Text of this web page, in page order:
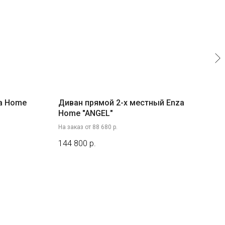
Home
Диван прямой 2-х местный Enza
Home "ANGEL"
На заказ от 88 680 р.
144 800 р.